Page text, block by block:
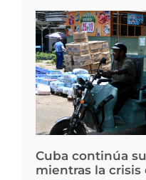
Cuba continúa
mientras la crisis